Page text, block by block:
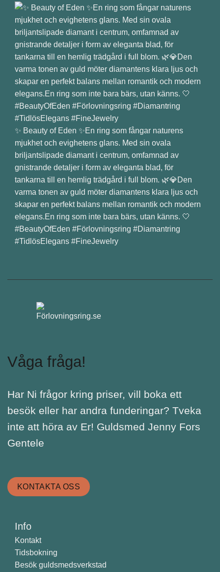
✨ Beauty of Eden ✨En ring som fångar naturens
mjukhet och evighetens glans. Med sin ovala
briljantslipade diamant i centrum, omfamnad av
gnistrande detaljer i form av eleganta blad, för
tankarna till en hemlig trädgård i full blom. 🌿💎Den
varma tonen av guld möter diamantens klara ljus och
skapar en perfekt balans mellan romantik och modern
elegans.En ring som inte bara bärs, utan känns. 🤍
#BeautyOfEden #Förlovningsring #Diamantring
#TidlösElegans #FineJewelry
Våga fråga!
Har Ni frågor kring priser, vill boka ett
besök eller har andra funderingar? Tveka
inte att höra av Er! Guldsmed Jenny Fors
Gentele
KONTAKTA OSS
Info
Kontakt
Tidsbokning
Besök guldsmedsverkstad